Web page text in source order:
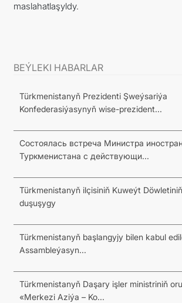
maslahatlaşyldy.
BEÝLEKI HABARLAR
Türkmenistanyň Prezidenti Şweýsariýa
Konfederasiýasynyň wise-prezident...
Состоялась встреча Министра
Туркменистана с действующи...
Türkmenistanyň ilçisiniň Kuweýt
duşuşygy
Türkmenistanyň başlangyjy bilen kabul
Assambleýasyn...
Türkmenistanyň Daşary işler ministriniň
«Merkezi Aziýa – Ko...